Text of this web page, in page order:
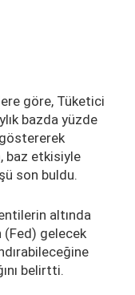
göre, Tüketici
bazda yüzde
göstererek
baz etkisiyle
son buldu.
altında
(Fed) gelecek
belirtti.